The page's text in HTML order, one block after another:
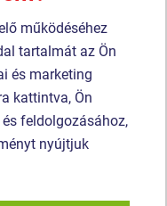
készülnek
csúszásgátlóval,
szembeni
HERKULES
belső acélmaggal)
kapcsokkal
poliészter
színállóságot és a
működéséhez
tartalmát az Ön
és marketing
kattintva, Ön
feldolgozásához,
nyújtjuk